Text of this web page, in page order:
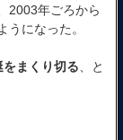
2003年ごろから
うになった。
まくり切る 、と